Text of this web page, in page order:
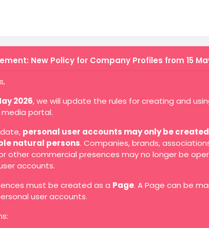
New Policy for Company Profiles from 15
2026, we will update the rules for creating and
portal.
personal user accounts may only be
natural persons. Companies, brands,
other commercial presences may no longer be
accounts.
must be created as a Page. A Page can be
user accounts.